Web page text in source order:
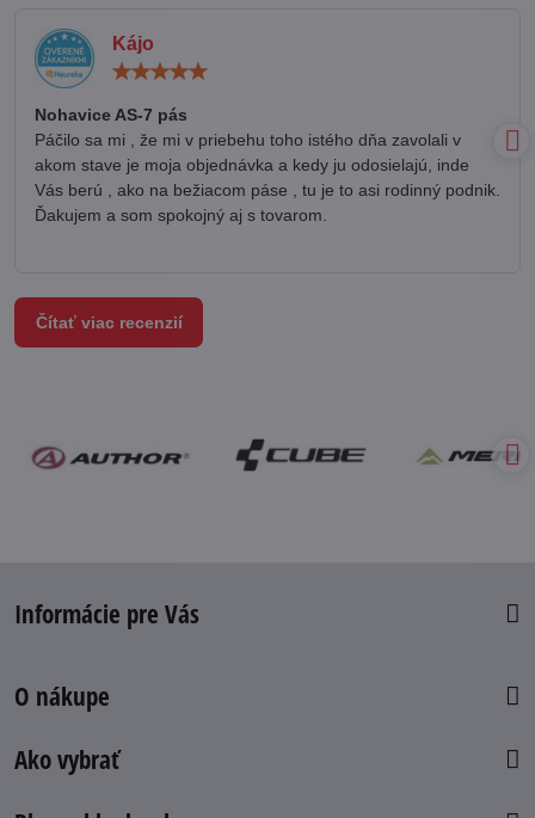
Kájo
Nohavice AS-7 pás
Páčilo sa mi , že mi v priebehu toho istého dňa zavolali v
akom stave je moja objednávka a kedy ju odosielajú, inde
Vás berú , ako na bežiacom páse , tu je to asi rodinný podnik.
Ďakujem a som spokojný aj s tovarom.
Čítať viac recenzií
Informácie pre Vás
O nákupe
Ako vybrať